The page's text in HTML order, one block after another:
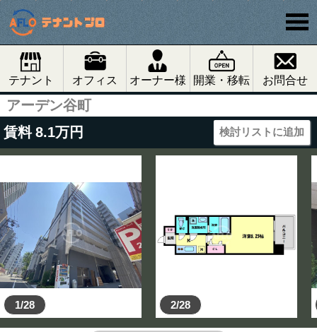
テナント オフィス オーナー様 開業・移転 お問合せ
アーデン谷町
賃料 8.1万円 検討リストに追加
1/28 2/28